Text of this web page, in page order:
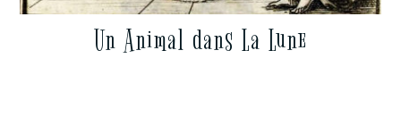
Un Animal dans La Lune